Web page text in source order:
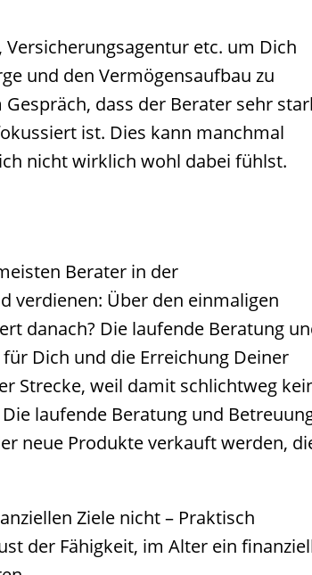
etc. um Dich
und den Vermögensaufbau zu
dass der Berater sehr
ist. Dies kann manchmal
nicht wirklich wohl dabei fühlst.
Berater in der
verdienen: Über den einmaligen
danach? Die laufende Beratung
Dich und die Erreichung Deiner
Strecke, weil damit schlichtweg
laufende Beratung und
neue Produkte verkauft werden,
Ziele nicht – Praktisch
der Fähigkeit, im Alter ein